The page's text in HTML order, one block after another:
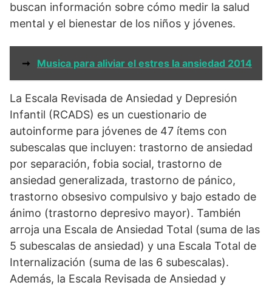
buscan información sobre cómo medir la salud
mental y el bienestar de los niños y jóvenes.
➞ Musica para aliviar el estres la ansiedad 2014
La Escala Revisada de Ansiedad y Depresión
Infantil (RCADS) es un cuestionario de
autoinforme para jóvenes de 47 ítems con
subescalas que incluyen: trastorno de ansiedad
por separación, fobia social, trastorno de
ansiedad generalizada, trastorno de pánico,
trastorno obsesivo compulsivo y bajo estado de
ánimo (trastorno depresivo mayor). También
arroja una Escala de Ansiedad Total (suma de las
5 subescalas de ansiedad) y una Escala Total de
Internalización (suma de las 6 subescalas).
Además, la Escala Revisada de Ansiedad y